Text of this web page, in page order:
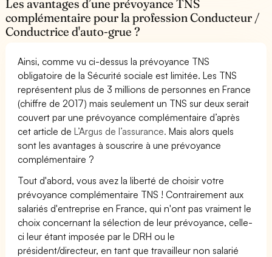
Les avantages d’une prévoyance TNS
complémentaire pour la profession Conducteur /
Conductrice d'auto-grue ?
Ainsi, comme vu ci-dessus la prévoyance TNS
obligatoire de la Sécurité sociale est limitée. Les TNS
représentent plus de 3 millions de personnes en France
(chiffre de 2017) mais seulement un TNS sur deux serait
couvert par une prévoyance complémentaire d’après
cet article deL’Argus de l’assurance. Mais alors quels
sont les avantages à souscrire à une prévoyance
complémentaire ?
Tout d'abord, vous avez la liberté de choisir votre
prévoyance complémentaire TNS ! Contrairement aux
salariés d'entreprise en France, qui n'ont pas vraiment le
choix concernant la sélection de leur prévoyance, celle-
ci leur étant imposée par le DRH ou le
président/directeur, en tant que travailleur non salarié